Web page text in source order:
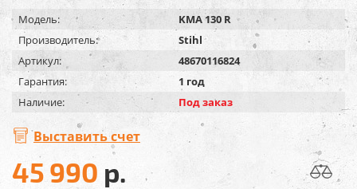
Модель:
KMA 130 R
Производитель:
Stihl
Артикул:
48670116824
Гарантия:
1 год
Наличие:
Под заказ
Выставить счет
45 990 р.